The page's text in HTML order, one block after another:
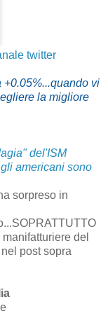
twitter
+0.05%...quando vi
la migliore
del'ISM
americani sono
sorpreso in
manifatturiere del
post sopra